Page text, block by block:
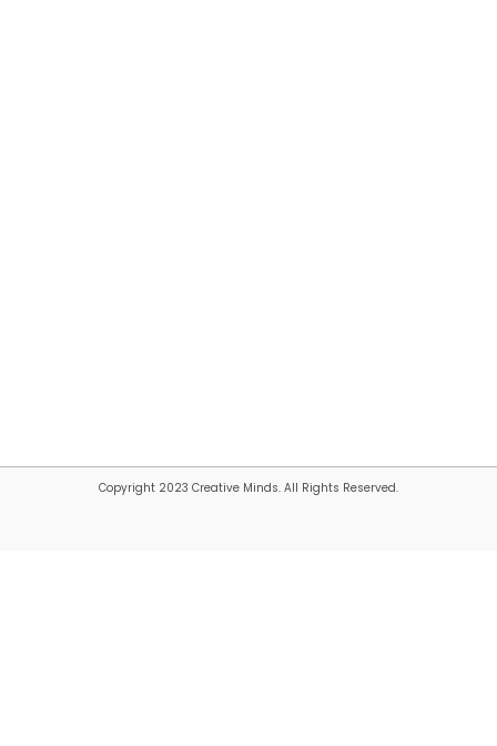
Copyright 2023 Creative Minds. All Rights Reserved.